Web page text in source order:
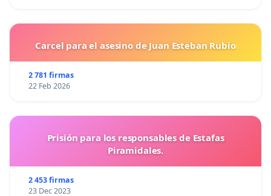
Carcel para el asesino de Juan Esteban Rubio
2 781 firmas
22 Feb 2026
Prisión para los responsables de Estafas
Piramidales.
2 453 firmas
23 Dec 2023